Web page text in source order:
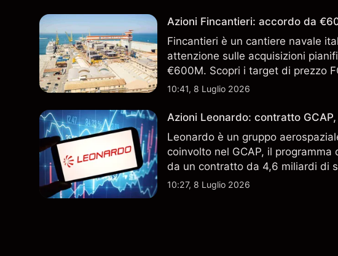
Azioni Fincantieri: accordo da
Fincantieri è un cantiere navale
attenzione sulle acquisizioni
€600M. Scopri i target di prezzo
performance passate non sono
10:41, 8 Luglio 2026
Azioni Leonardo: contratto
Leonardo è un gruppo
coinvolto nel GCAP, il
da un contratto da 4,6 miliardi di
indicatore affidabile dei risultati
10:27, 8 Luglio 2026